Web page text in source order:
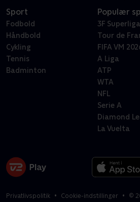
Sport
Fodbold
Håndbold
Cykling
Tennis
Badminton
Populær
3F Superliga
Tour de
FIFA VM
A Liga
ATP
WTA
NFL
Serie A
Diamond
La Vuelta
Privatlivspolitik Cookie-indstillinger ©